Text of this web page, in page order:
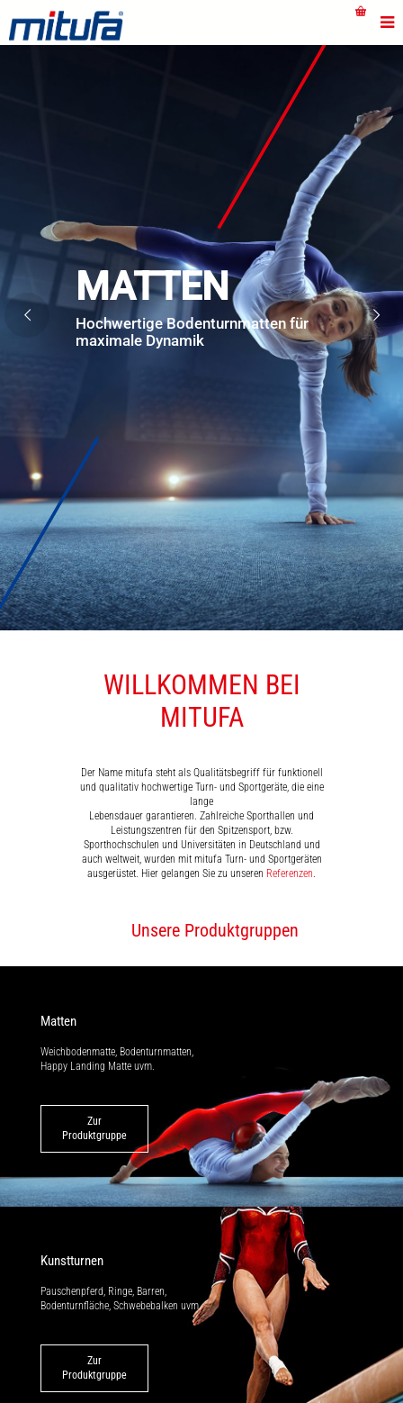
MATTEN
MATTEN
Hochwertige Bodenturnmatten für
maximale Dynamik
WILLKOMMEN BEI
MITUFA
Der Name mitufa steht als Qualitätsbegriff für funktionell
und qualitativ hochwertige Turn- und Sportgeräte, die eine
lange
Lebensdauer garantieren. Zahlreiche Sporthallen und
Leistungszentren für den Spitzensport, bzw.
Sporthochschulen und Universitäten in Deutschland und
auch weltweit, wurden mit mitufa Turn- und Sportgeräten
ausgerüstet. Hier gelangen Sie zu unseren Referenzen
Unsere Produktgruppen
Matten
Weichbodenmatte, Bodenturnmatten,
Happy Landing Matte uvm.
Zur
Produktgruppe
Kunstturnen
Pauschenpferd, Ringe, Barren,
Bodenturnfläche, Schwebebalken uvm.
Zur
Produktgruppe